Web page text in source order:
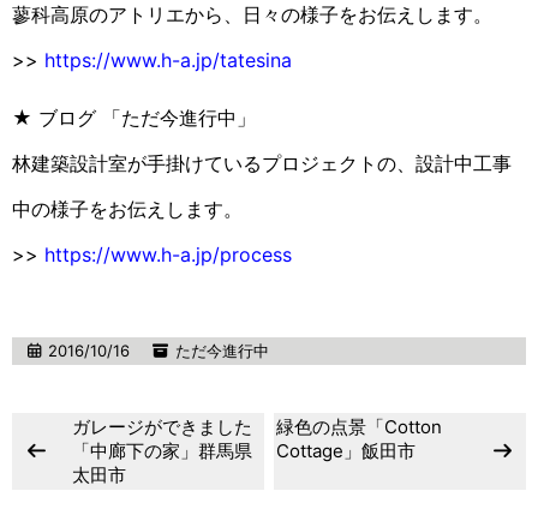
蓼科高原のアトリエから、日々の様子をお伝えします。
>> https://www.h-a.jp/tatesina
★ ブログ 「ただ今進行中」
林建築設計室が手掛けているプロジェクトの、設計中工事
中の様子をお伝えします。
>> https://www.h-a.jp/process
2016/10/16 ただ今進行中
ガレージができました
「中廊下の家」群馬県
太田市
緑色の点景「Cotton
Cottage」飯田市